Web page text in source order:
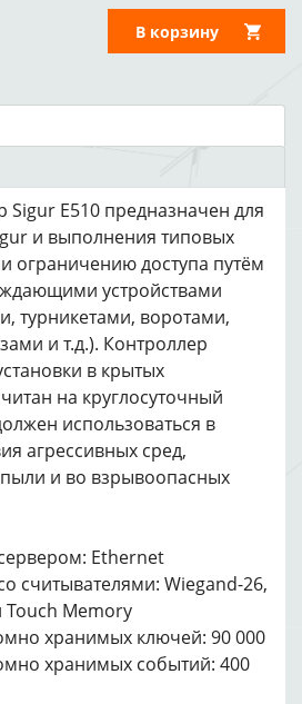
В корзину
Sigur E510 предназначен для
и выполнения типовых
ограничению доступа путём
устройствами
турникетами, воротами,
и т.д.). Контроллер
в крытых
на круглосуточный
использоваться в
агрессивных сред,
и во взрывоопасных
Ethernet
считывателями: Wiegand-26,
Touch Memory
хранимых ключей: 90 000
хранимых событий: 400